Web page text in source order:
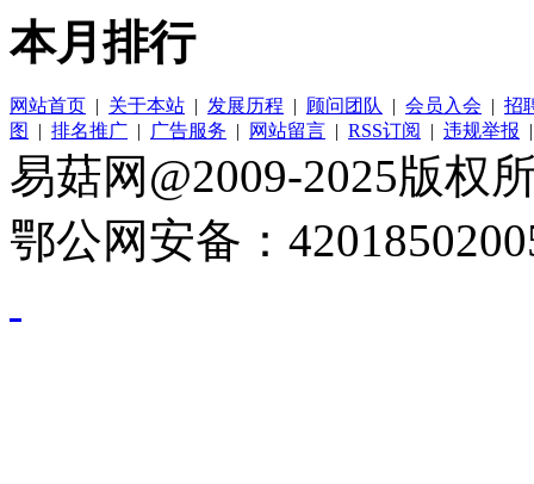
本月排行
网站首页 | 关于本站 | 发展历程 | 顾问团队 | 会员入会 | 招
图
| 排名推广 | 广告服务 | 网站留言 | RSS订阅 | 违规举报
易菇网@2009-2025版权
鄂公网安备：